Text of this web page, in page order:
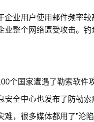
业用户使用邮件频率较
整个网络遭受攻击。钓
国家遭遇了勒索软件攻
全中心也发布了防勒索
很多媒体都用了”沦陷